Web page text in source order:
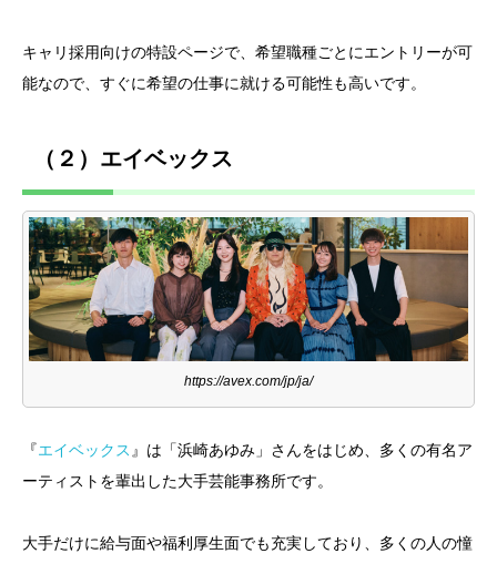
キャリ採用向けの特設ページで、希望職種ごとにエントリーが可
能なので、すぐに希望の仕事に就ける可能性も高いです。
（２）エイベックス
https://avex.com/jp/ja/
『エイベックス』は「浜崎あゆみ」さんをはじめ、多くの有名ア
ーティストを輩出した大手芸能事務所です。
大手だけに給与面や福利厚生面でも充実しており、多くの人の憧